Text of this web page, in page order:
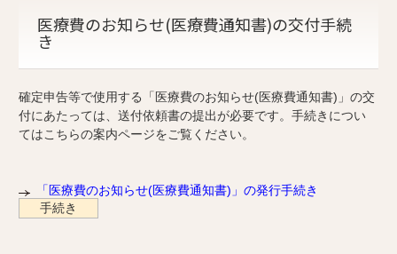
医療費のお知らせ(医療費通知書)の交付手続
き
確定申告等で使用する「医療費のお知らせ(医療費通知書)」の交
付にあたっては、送付依頼書の提出が必要です。手続きについ
てはこちらの案内ページをご覧ください。
「医療費のお知らせ(医療費通知書)」の発行手続き
手続き